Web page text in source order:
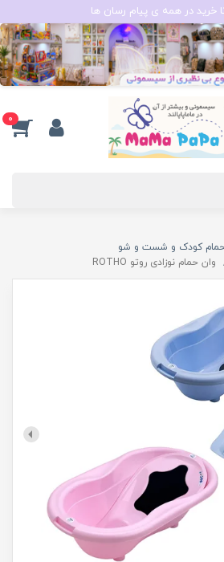
خرید در همه ی پیام رسان ها
0
کودک و شست و شو
وان حمام نوزادی روتو ROTHO